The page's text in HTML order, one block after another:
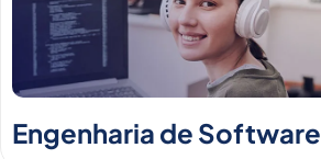
Engenharia de Software